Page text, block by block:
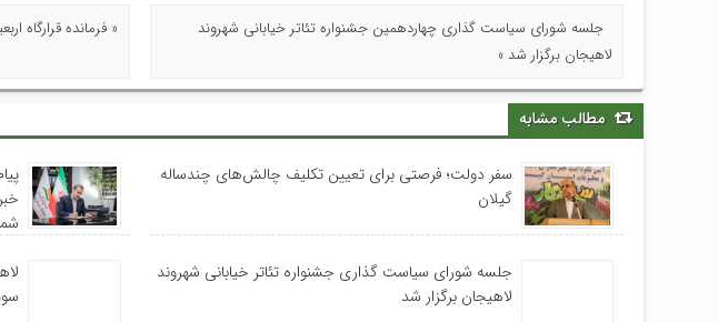
جلسه شورای سیاست گذاری چهاردهمین جشنواره تئاتر خیابانی شهروند
لاهیجان برگزار شد »
« فرمانده قرارگاه
مطالب مشابه
سفر دولت؛ فرصتی برای تعیین تکلیف چالش‌های چندساله
گیلان
جلسه شورای سیاست گذاری جشنواره تئاتر خیابانی شهروند
لاهیجان برگزار شد